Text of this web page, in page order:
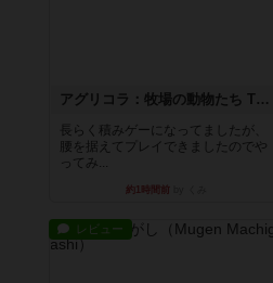
アグリコラ：牧場の動物たち THE BIG BOX
長らく積みゲーになってましたが、
腰を据えてプレイできましたのでや
ってみ...
約1時間前
レビュー